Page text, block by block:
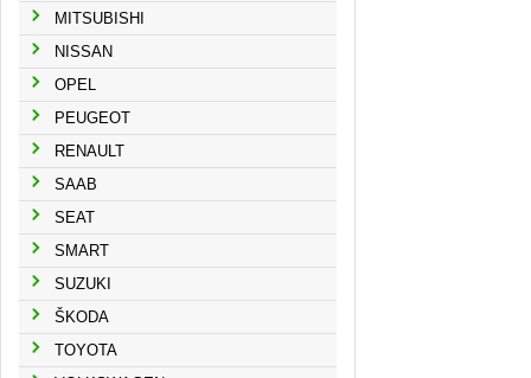
MITSUBISHI
NISSAN
OPEL
PEUGEOT
RENAULT
SAAB
SEAT
SMART
SUZUKI
ŠKODA
TOYOTA